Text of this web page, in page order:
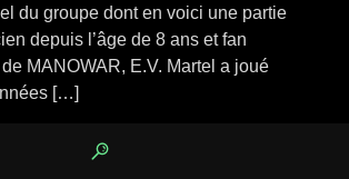
du groupe dont en voici une partie
depuis l’âge de 8 ans et fan
MANOWAR, E.V. Martel a joué
[…]